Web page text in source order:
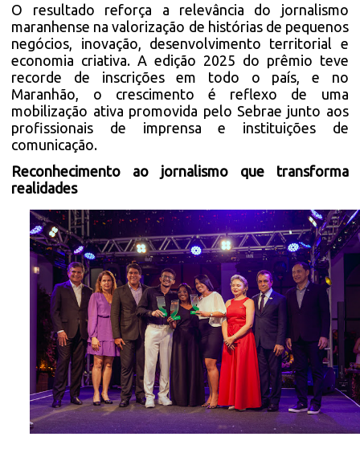
O resultado reforça a relevância do jornalismo
maranhense na valorização de histórias de pequenos
negócios, inovação, desenvolvimento territorial e
economia criativa. A edição 2025 do prêmio teve
recorde de inscrições em todo o país, e no
Maranhão, o crescimento é reflexo de uma
mobilização ativa promovida pelo Sebrae junto aos
profissionais de imprensa e instituições de
comunicação.
Reconhecimento ao jornalismo que transforma
realidades